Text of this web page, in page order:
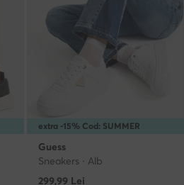
extra -15% Cod: SUMMER
Guess
Sneakers · Alb
299,99 Lei